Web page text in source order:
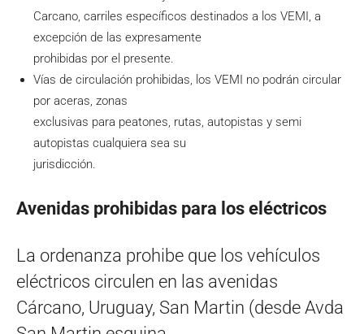
Carcano, carriles específicos destinados a los VEMI, a
excepción de las expresamente
prohibidas por el presente.
Vías de circulación prohibidas, los VEMI no podrán circular
por aceras, zonas
exclusivas para peatones, rutas, autopistas y semi
autopistas cualquiera sea su
jurisdicción.
Avenidas prohibidas para los eléctricos
La ordenanza prohibe que los vehículos
eléctricos circulen en las avenidas
Cárcano, Uruguay, San Martin (desde Avda